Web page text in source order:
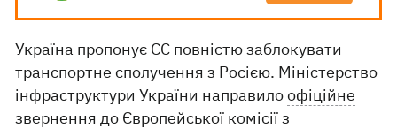
Україна пропонує ЄС повністю заблокувати
транспортне сполучення з Росією. Міністерство
інфраструктури України направилоофіційне
звернення до Європейської комісії з